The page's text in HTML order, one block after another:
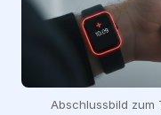
Abschlussbild zum